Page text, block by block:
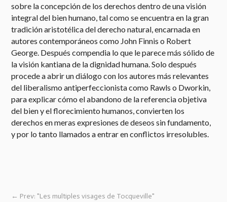
sobre la concepción de los derechos dentro de una visión
integral del bien humano, tal como se encuentra en la gran
tradición aristotélica del derecho natural, encarnada en
autores contemporáneos como John Finnis o Robert
George. Después compendia lo que le parece más sólido de
la visión kantiana de la dignidad humana. Solo después
procede a abrir un diálogo con los autores más relevantes
del liberalismo antiperfeccionista como Rawls o Dworkin,
para explicar cómo el abandono de la referencia objetiva
del bien y el florecimiento humanos, convierten los
derechos en meras expresiones de deseos sin fundamento,
y por lo tanto llamados a entrar en conflictos irresolubles.
← Prev: "Les multiples visages de Tocqueville"